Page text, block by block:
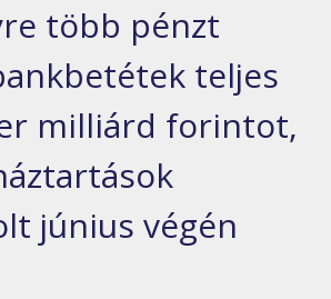
több pénzt
teljes
milliárd forintot,
június végén